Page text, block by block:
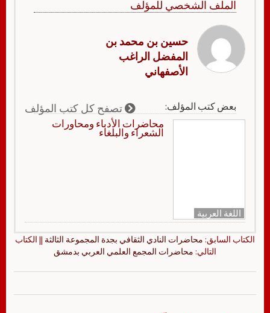
الملف الشخصي للمؤلف
حسين بن محمد بن
المفضل الراغب
الأصفهاني
بعض كتب المؤلف: تصفح كل كتب المؤلف
اللغة العربية
محاضرات الأدباء ومحاورات
الشعراء والبلغاء
الكتاب السابق: محاضرات النادي الثقافي بجدة المجموعة الثالثة || الكتاب
التالي: محاضرات المجمع العلمي العربي بدمشق